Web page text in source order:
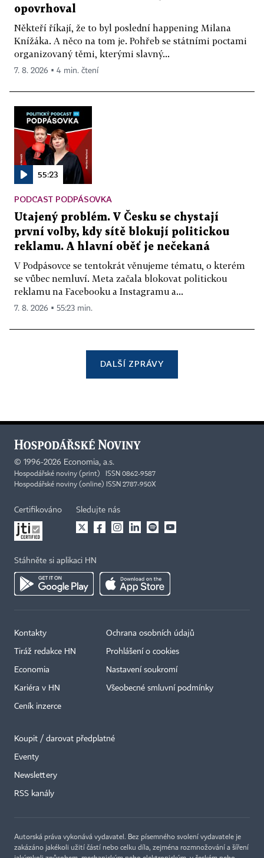
opovrhoval
Někteří říkají, že to byl poslední happening Milana
Knížáka. A něco na tom je. Pohřeb se státními poctami
organizovaný těmi, kterými slavný...
7. 8. 2026 ▪ 4 min. čtení
55:23
PODCAST PODPÁSOVKA
Utajený problém. V Česku se chystají
první volby, kdy sítě blokují politickou
reklamu. A hlavní oběť je nečekaná
V Podpásovce se tentokrát věnujeme tématu, o kterém
se vůbec nemluví. Meta začala blokovat politickou
reklamu na Facebooku a Instagramu a...
7. 8. 2026 ▪ 55:23 min.
DALŠÍ ZPRÁVY
© 1996-2026 Economia, a.s.
Hospodářské noviny (print) ISSN 0862-9587
Hospodářské noviny (online) ISSN 2787-950X
Certifikováno Sledujte nás
Stáhněte si aplikaci HN
Kontakty
Tiráž redakce HN
Economia
Kariéra v HN
Ceník inzerce
Ochrana osobních údajů
Prohlášení o cookies
Nastavení soukromí
Všeobecné smluvní podmínky
Koupit / darovat předplatné
Eventy
Newslettery
RSS kanály
Autorská práva vykonává vydavatel. Bez písemného svolení vydavatele je
zakázáno jakékoli užití částí nebo celku díla, zejména rozmnožování a šíření